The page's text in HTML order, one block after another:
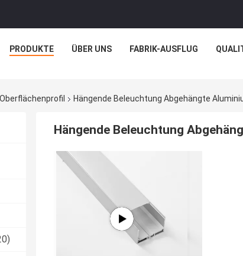
PRODUKTE ÜBER UNS FABRIK-AUSFLUG
Hängende Beleuchtung Abgehängte
Hängende Beleuchtung